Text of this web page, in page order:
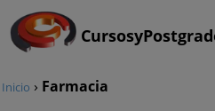
Inicio › Farmacia